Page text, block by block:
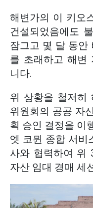
해변가의 이 키오
건설되었음에도
잠그고 몇 달 동안
를 초래하고 해변
니다.
위 상황을 철저히
위원회의 공공 자
획 승인 결정을 이
엣 코뮌 종합 서비
사와 협력하여 위
자산 임대 경매 세